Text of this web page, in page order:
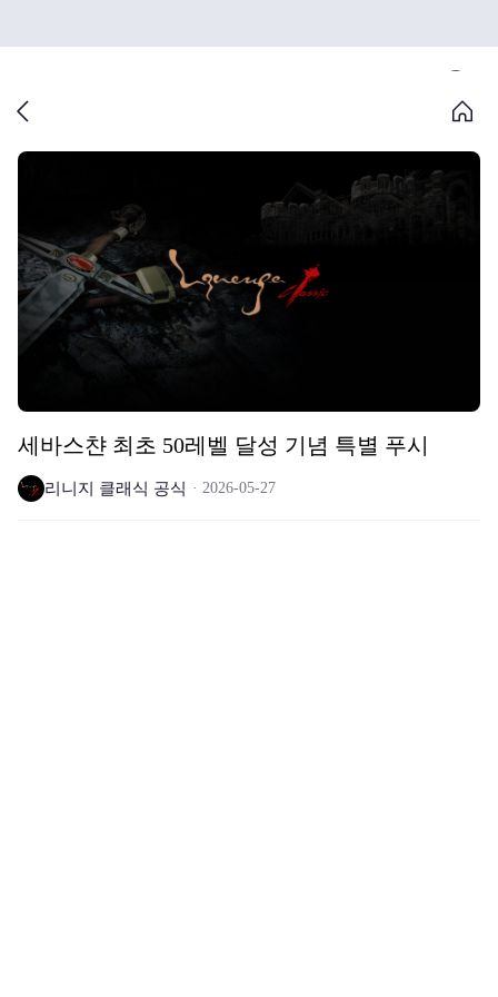
세바스챤 최초 50레벨 달성 기념 특별 푸시
리니지 클래식 공식 2026-05-27